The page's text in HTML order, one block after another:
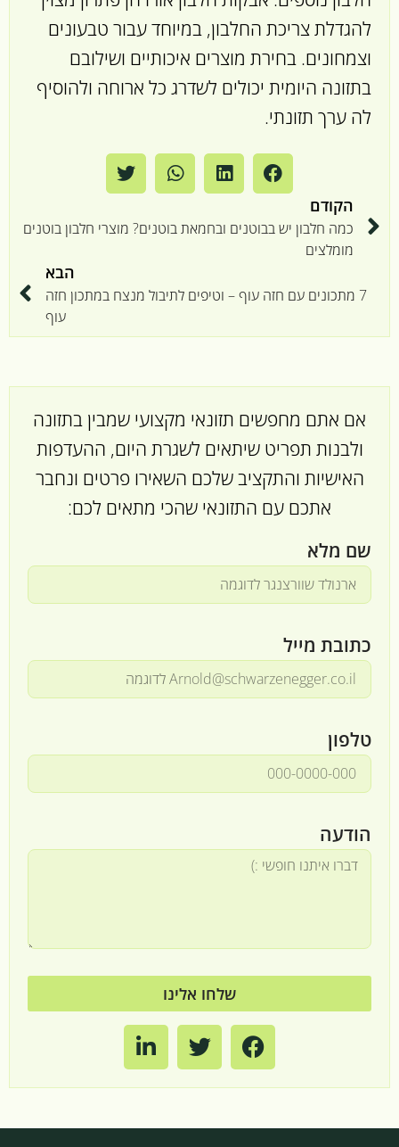
להגדלת צריכת החלבון, במיוחד עבור טבעונים
וצמחונים. בחירת מוצרים איכותיים ושילובם
בתזונה היומית יכולים לשדרג כל ארוחה ולהוסיף
לה ערך תזונתי.
הקודם
כמה חלבון יש בבוטנים ובחמאת בוטנים? מוצרי חלבון בוטנים
מומלצים
הבא
7 מתכונים עם חזה עוף – וטיפים לתיבול מנצח במתכון חזה
עוף
אם אתם מחפשים תזונאי מקצועי שמבין בתזונה
ולבנות תפריט שיתאים לשגרת היום, ההעדפות
האישיות והתקציב שלכם השאירו פרטים ונחבר
אתכם עם התזונאי שהכי מתאים לכם:
שם מלא
כתובת מייל
טלפון
הודעה
שלחו אלינו